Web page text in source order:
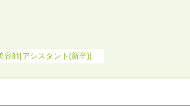
容師[アシスタント(新卒)]